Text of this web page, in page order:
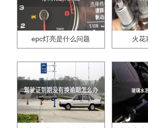
epc灯亮是什么问题 火花